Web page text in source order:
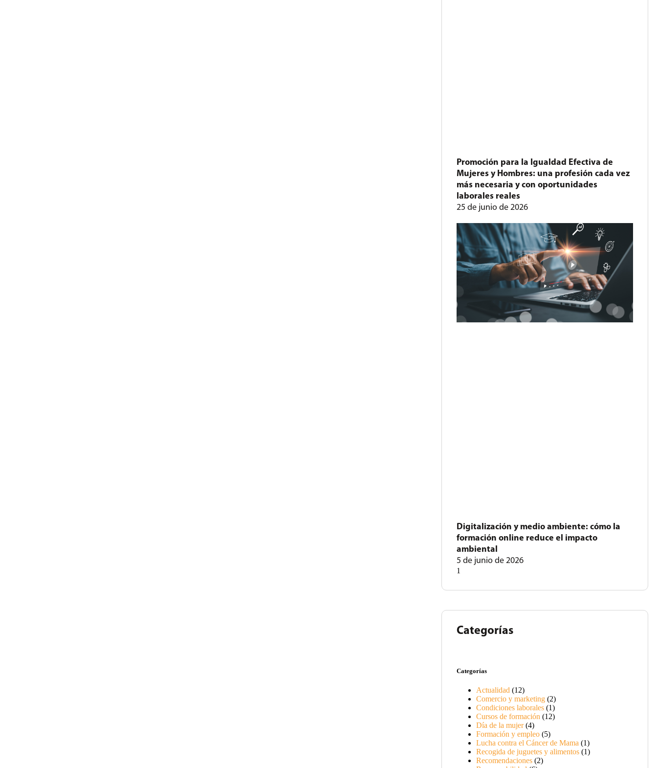
Promoción para la Igualdad Efectiva de
Mujeres y Hombres: una profesión cada vez
más necesaria y con oportunidades
laborales reales
25 de junio de 2026
Digitalización y medio ambiente: cómo la
formación online reduce el impacto
ambiental
5 de junio de 2026
Categorías
Categorías
Actualidad (12)
Comercio y marketing (2)
Condiciones laborales (1)
Cursos de formación (12)
Día de la mujer(4)
Formación y empleo (5)
Lucha contra el Cáncer de Mama (1)
Recogida de juguetes y alimentos (1)
Recomendaciones (2)